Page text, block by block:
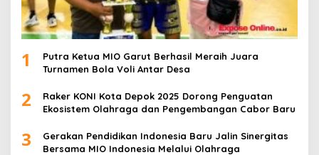
1
Putra Ketua MIO Garut Berhasil Meraih Juara
Turnamen Bola Voli Antar Desa
2
Raker KONI Kota Depok 2025 Dorong Penguatan
Ekosistem Olahraga dan Pengembangan Cabor Baru
3
Gerakan Pendidikan Indonesia Baru Jalin Sinergitas
Bersama MIO Indonesia Melalui Olahraga